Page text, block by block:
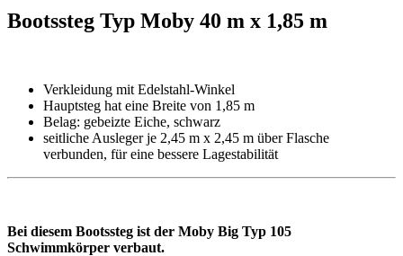
Bootssteg Typ Moby 40 m x 1,85 m
Verkleidung mit Edelstahl-Winkel
Hauptsteg hat eine Breite von 1,85 m
Belag: gebeizte Eiche, schwarz
seitliche Ausleger je 2,45 m x 2,45 m über Flasche
verbunden, für eine bessere Lagestabilität
Bei diesem Bootssteg ist der Moby Big Typ 105
Schwimmkörper verbaut.